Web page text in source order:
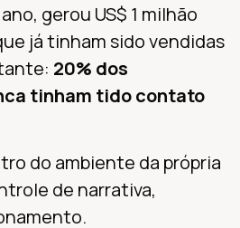
gerou US$ 1 milhão
já tinham sido vendidas
20% dos
tinham tido contato
do ambiente da própria
de narrativa,